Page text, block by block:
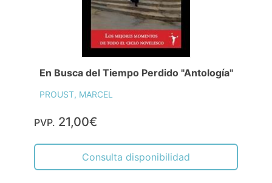
En Busca del Tiempo Perdido "Antología"
PROUST, MARCEL
PVP. 21,00€
Consulta disponibilidad